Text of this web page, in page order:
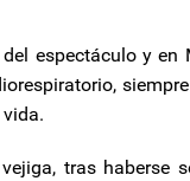
espectáculo y en
tras haberse